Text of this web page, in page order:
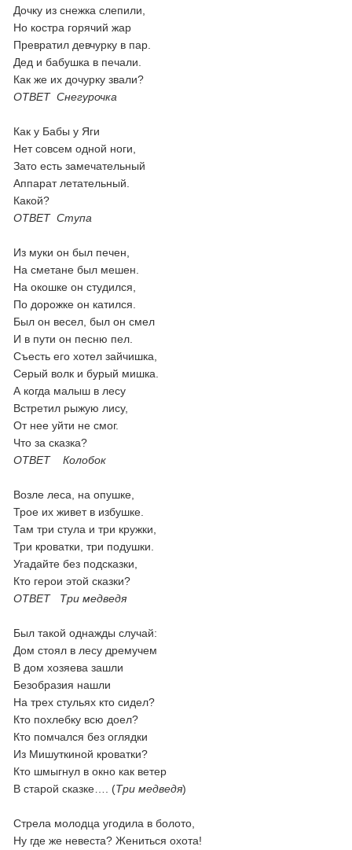
Дочку из снежка слепили,
Но костра горячий жар
Превратил девчурку в пар.
Дед и бабушка в печали.
Как же их дочурку звали?
ОТВЕТ Снегурочка
Как у Бабы у Яги
Нет совсем одной ноги,
Зато есть замечательный
Аппарат летательный.
Какой?
ОТВЕТ Ступа
Из муки он был печен,
На сметане был мешен.
На окошке он студился,
По дорожке он катился.
Был он весел, был он смел
И в пути он песню пел.
Съесть его хотел зайчишка,
Серый волк и бурый мишка.
А когда малыш в лесу
Встретил рыжую лису,
От нее уйти не смог.
Что за сказка?
ОТВЕТ Колобок
Возле леса, на опушке,
Трое их живет в избушке.
Там три стула и три кружки,
Три кроватки, три подушки.
Угадайте без подсказки,
Кто герои этой сказки?
ОТВЕТ Три медведя
Был такой однажды случай:
Дом стоял в лесу дремучем
В дом хозяева зашли
Безобразия нашли
На трех стульях кто сидел?
Кто похлебку всю доел?
Кто помчался без оглядки
Из Мишуткиной кроватки?
Кто шмыгнул в окно как ветер
В старой сказке…. (Три медведя)
Стрела молодца угодила в болото,
Ну где же невеста? Жениться охота!